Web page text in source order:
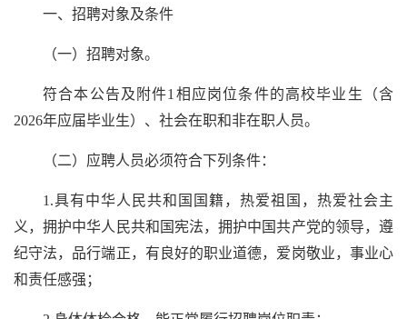
一、招聘对象及条件
（一）招聘对象。
符合本公告及附件1相应岗位条件的高校毕业生（含
2026年应届毕业生）、社会在职和非在职人员。
（二）应聘人员必须符合下列条件：
1.具有中华人民共和国国籍，热爱祖国，热爱社会主
义，拥护中华人民共和国宪法，拥护中国共产党的领导，遵
纪守法，品行端正，有良好的职业道德，爱岗敬业，事业心
和责任感强；